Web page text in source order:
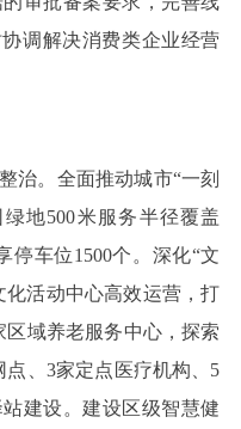
协调解决消费类企业经营
。全面推动城市“一刻
地500米服务半径覆盖
停车位1500个。深化“文
活动中心高效运营，打
域养老服务中心，探索
、3家定点医疗机构、5
建设。建设区级智慧健